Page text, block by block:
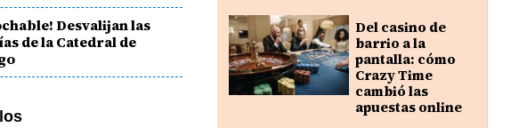
Desvalijan las
de la Catedral de
los
Del casino de
barrio a la
pantalla: cómo
Crazy Time
cambió las
apuestas online